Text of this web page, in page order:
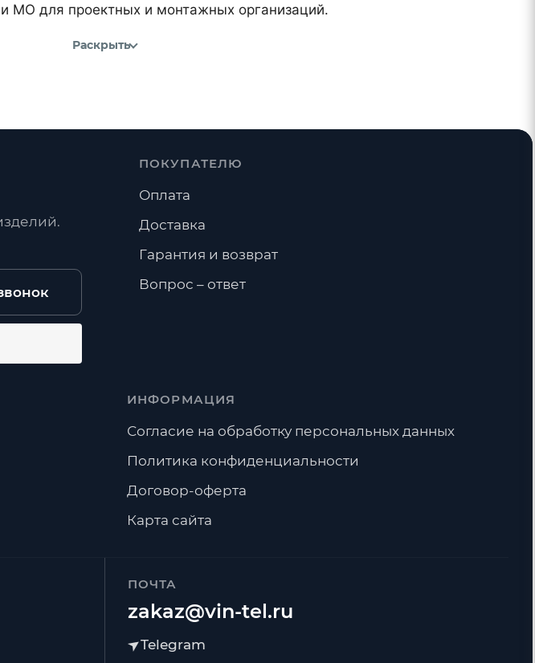
МО для проектных и монтажных организаций.
Раскрыть
ПОЧТА
zakaz@vin-tel.ru
ПОКУПАТЕЛЮ
Оплата
Доставка
Гарантия и возврат
Вопрос – ответ
ИНФОРМАЦИЯ
Согласие на обработку персональных данных
Политика конфиденциальности
Договор-оферта
Карта сайта